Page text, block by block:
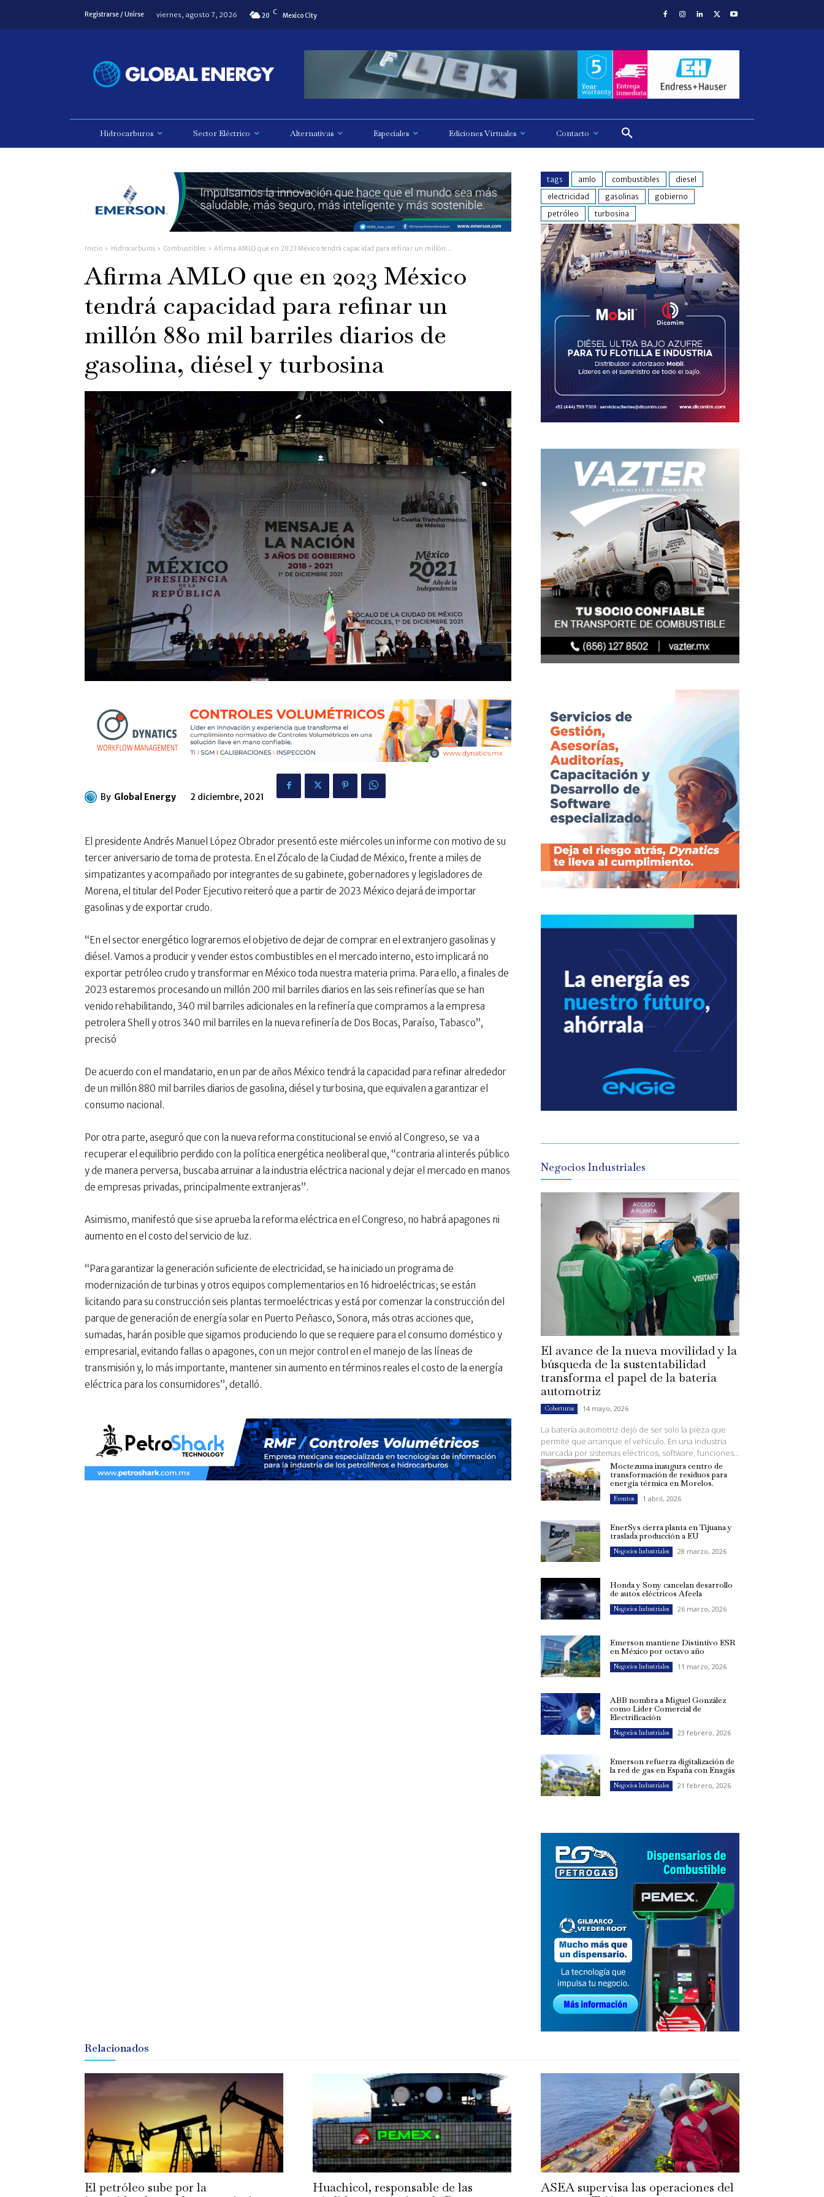
Registrarse / Unirse viernes, agosto 7, 2026 20 C Mexico City
Hidrocarburos Sector Eléctrico Alternativas Especiales Ediciones Virtuales Contacto
Inicio Hidrocarburos Combustibles Afirma AMLO que en 2023 México tendrá capacidad para refinar un millón...
Afirma AMLO que en 2023 México
tendrá capacidad para refinar un
millón 880 mil barriles diarios de
gasolina, diésel y turbosina
By Global Energy 2 diciembre, 2021
El presidente Andrés Manuel López Obrador presentó este miércoles un informe con motivo de su
tercer aniversario de toma de protesta. En el Zócalo de la Ciudad de México, frente a miles de
simpatizantes y acompañado por integrantes de su gabinete, gobernadores y legisladores de
Morena, el titular del Poder Ejecutivo reiteró que a partir de 2023 México dejará de importar
gasolinas y de exportar crudo.
“En el sector energético lograremos el objetivo de dejar de comprar en el extranjero gasolinas y
diésel. Vamos a producir y vender estos combustibles en el mercado interno, esto implicará no
exportar petróleo crudo y transformar en México toda nuestra materia prima. Para ello, a finales de
2023 estaremos procesando un millón 200 mil barriles diarios en las seis refinerías que se han
venido rehabilitando, 340 mil barriles adicionales en la refinería que compramos a la empresa
petrolera Shell y otros 340 mil barriles en la nueva refinería de Dos Bocas, Paraíso, Tabasco”,
precisó
De acuerdo con el mandatario, en un par de años México tendrá la capacidad para refinar alrededor
de un millón 880 mil barriles diarios de gasolina, diésel y turbosina, que equivalen a garantizar el
consumo nacional.
Por otra parte, aseguró que con la nueva reforma constitucional se envió al Congreso, se va a
recuperar el equilibrio perdido con la política energética neoliberal que, “contraria al interés público
y de manera perversa, buscaba arruinar a la industria eléctrica nacional y dejar el mercado en manos
de empresas privadas, principalmente extranjeras”.
Asimismo, manifestó que si se aprueba la reforma eléctrica en el Congreso, no habrá apagones ni
aumento en el costo del servicio de luz.
“Para garantizar la generación suficiente de electricidad, se ha iniciado un programa de
modernización de turbinas y otros equipos complementarios en 16 hidroeléctricas; se están
licitando para su construcción seis plantas termoeléctricas y está por comenzar la construcción del
parque de generación de energía solar en Puerto Peñasco, Sonora, más otras acciones que,
sumadas, harán posible que sigamos produciendo lo que se requiere para el consumo doméstico y
empresarial, evitando fallas o apagones, con un mejor control en el manejo de las líneas de
transmisión y, lo más importante, mantener sin aumento en términos reales el costo de la energía
eléctrica para los consumidores”, detalló.
tags amlo combustibles
diesel
electricidad
gasolinas
gobierno
petróleo
turbosina
Negocios Industriales
El avance de la nueva movilidad y la
búsqueda de la sustentabilidad
transforma el papel de la batería
automotriz
Coberturas 14 mayo, 2026
La batería automotriz dejó de ser solo la pieza que
permite que arranque el vehículo. En una industria
marcada por sistemas eléctricos, software, funciones...
Moctezuma inaugura centro de
transformación de residuos para
energía térmica en Morelos.
Eventos 1 abril, 2026
EnerSys cierra planta en Tijuana y
traslada producción a EU
Negocios Industriales 28 marzo, 2026
Honda y Sony cancelan desarrollo
de autos eléctricos Afeela
Negocios Industriales 26 marzo, 2026
Emerson mantiene Distintivo ESR
en México por octavo año
Negocios Industriales 11 marzo, 2026
ABB nombra a Miguel González
como Líder Comercial de
Electrificación
Negocios Industriales 23 febrero, 2026
Emerson refuerza digitalización de
la red de gas en España con Enagás
Negocios Industriales 21 febrero, 2026
Relacionados
El petróleo sube por la
Huachicol, responsable de las
ASEA supervisa las operaciones del